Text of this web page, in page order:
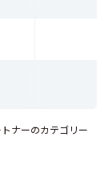
ナーのカテゴリー